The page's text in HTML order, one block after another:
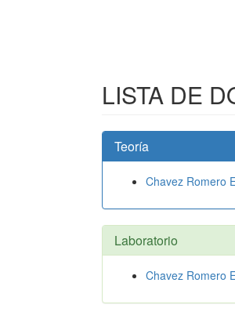
LISTA DE
Teoría
Chavez Romero
Laboratorio
Chavez Romero